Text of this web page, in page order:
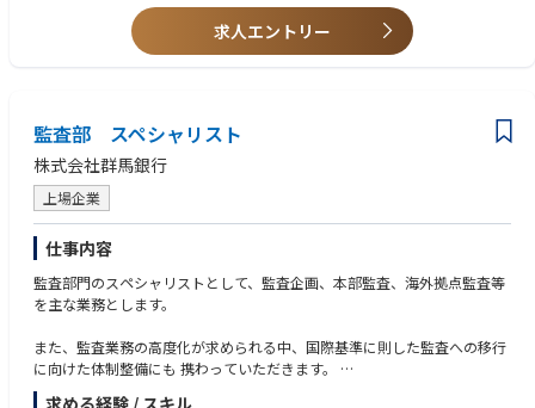
求人エントリー
監査部 スペシャリスト
株式会社群馬銀行
上場企業
仕事内容
監査部門のスペシャリストとして、監査企画、本部監査、海外拠点監査等
を主な業務とします。
また、監査業務の高度化が求められる中、国際基準に則した監査への移行
に向けた体制整備にも 携わっていただきます。